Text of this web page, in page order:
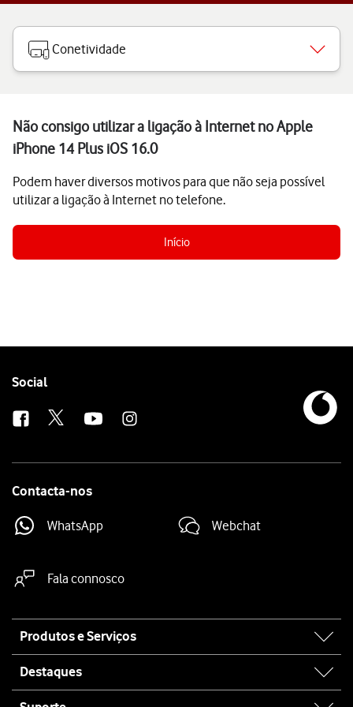
Conetividade
Não consigo utilizar a ligação à Internet no Apple
iPhone 14 Plus iOS 16.0
Podem haver diversos motivos para que não seja possível
utilizar a ligação à Internet no telefone.
Início
Follow
Social
Contacta-nos
WhatsApp Webchat
Fala connosco
map
Produtos e Serviços
Destaques